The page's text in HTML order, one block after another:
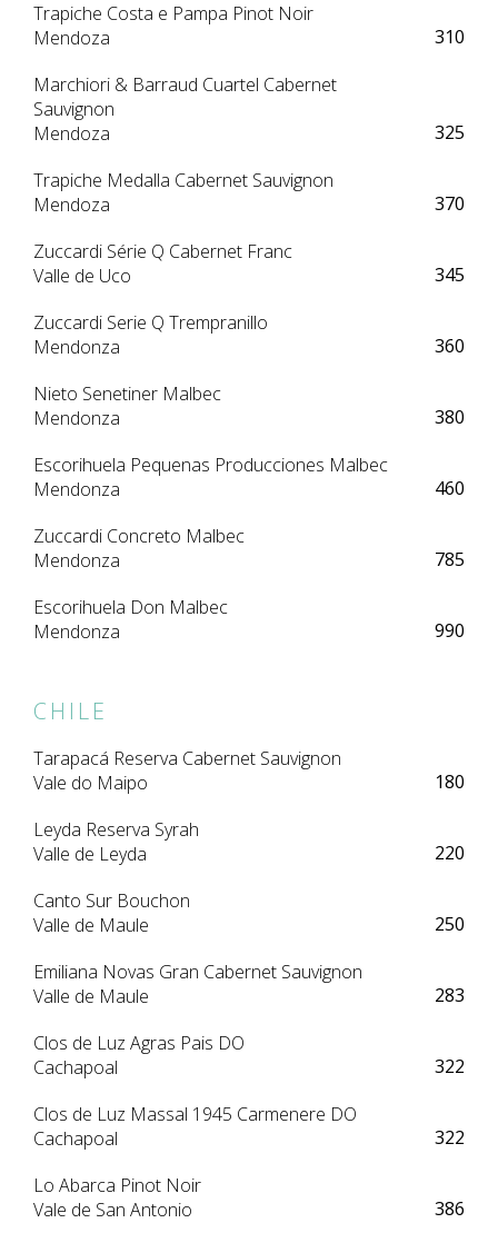
Trapiche Costa e Pampa Pinot Noir
Mendoza
310
Marchiori & Barraud Cuartel Cabernet
Sauvignon
Mendoza
325
Trapiche Medalla Cabernet Sauvignon
Mendoza
370
Zuccardi Série Q Cabernet Franc
Valle de Uco
345
Zuccardi Serie Q Trempranillo
Mendonza
360
Nieto Senetiner Malbec
Mendonza
380
Escorihuela Pequenas Producciones Malbec
Mendonza
460
Zuccardi Concreto Malbec
Mendonza
785
Escorihuela Don Malbec
Mendonza
990
CHILE
Tarapacá Reserva Cabernet Sauvignon
Vale do Maipo
180
Leyda Reserva Syrah
Valle de Leyda
220
Canto Sur Bouchon
Valle de Maule
250
Emiliana Novas Gran Cabernet Sauvignon
Valle de Maule
283
Clos de Luz Agras Pais DO
Cachapoal
322
Clos de Luz Massal 1945 Carmenere DO
Cachapoal
322
Lo Abarca Pinot Noir
Vale de San Antonio
386